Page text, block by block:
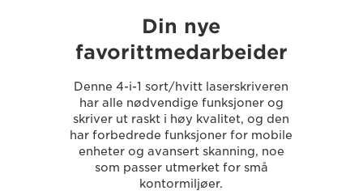
Din nye
favorittmedarbeider
Denne 4-i-1 sort/hvitt laserskriveren
har alle nødvendige funksjoner og
skriver ut raskt i høy kvalitet, og den
har forbedrede funksjoner for mobile
enheter og avansert skanning, noe
som passer utmerket for små
kontormiljøer.